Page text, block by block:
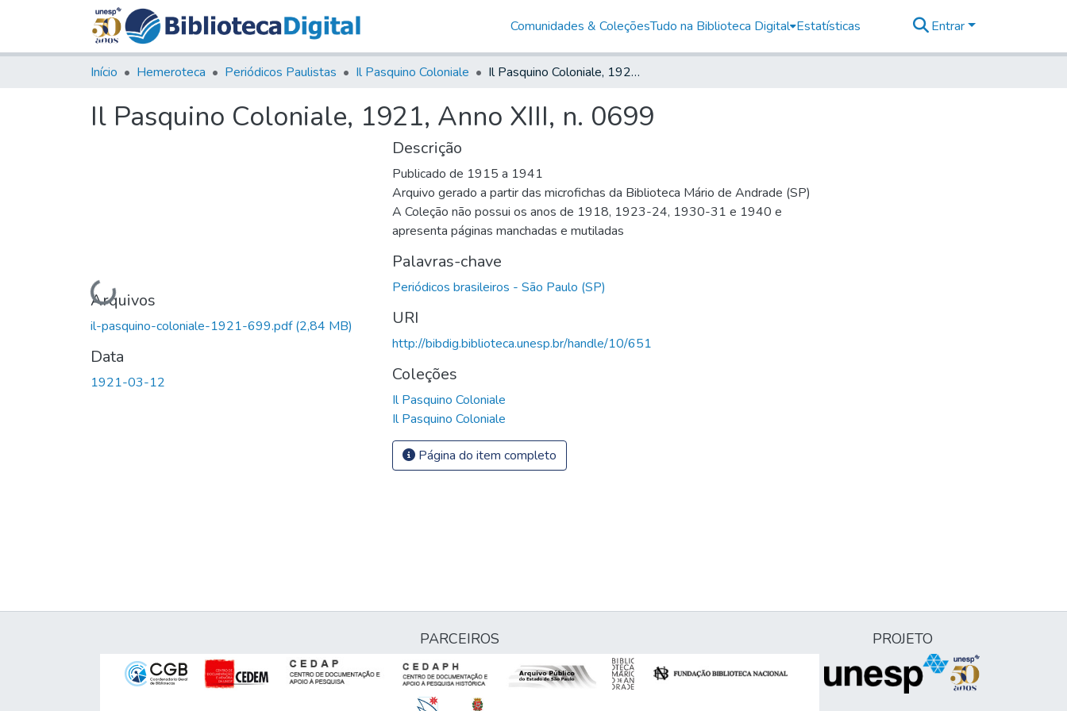
Comunidades & ColeçõesTudo na Biblioteca Digital Estatísticas Entrar
Início Hemeroteca Periódicos Paulistas Il Pasquino Coloniale Il Pasquino Coloniale, 1921, Anno XIII, n. 0699
Il Pasquino Coloniale, 1921, Anno XIII, n. 0699
Carregando...
Arquivos
il-pasquino-coloniale-1921-699.pdf(2,84 MB)
Data
1921-03-12
Descrição
Publicado de 1915 a 1941
Arquivo gerado a partir das microfichas da Biblioteca Mário de Andrade (SP)
A Coleção não possui os anos de 1918, 1923-24, 1930-31 e 1940 e
apresenta páginas manchadas e mutiladas
Palavras-chave
Periódicos brasileiros - São Paulo (SP)
URI
http://bibdig.biblioteca.unesp.br/handle/10/651
Coleções
Il Pasquino Coloniale
Il Pasquino Coloniale
Página do item completo
PARCEIROS PROJETO